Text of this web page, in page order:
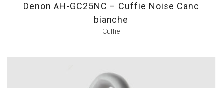
Denon AH-GC25NC – Cuffie Noise Canc
bianche
Cuffie